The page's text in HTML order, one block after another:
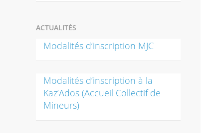
ACTUALITÉS
Modalités d’inscription MJC
Modalités d’inscription à la
Kaz’Ados (Accueil Collectif de
Mineurs)